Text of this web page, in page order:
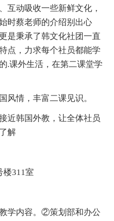
互动吸收一些新鲜文化，
时蔡老师的介绍别出心
是秉承了韩文化社团一直
点，力求每个社员都能学
.课外生活，在第二课堂学
风情，丰富二课见识。
近韩国外教，让全体社员
解
楼311室
内容。②策划部和办公